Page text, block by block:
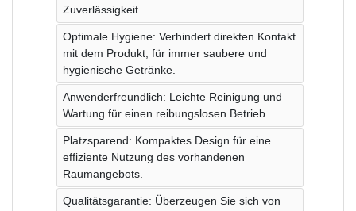
Zuverlässigkeit.
Optimale Hygiene: Verhindert direkten Kontakt
mit dem Produkt, für immer saubere und
hygienische Getränke.
Anwenderfreundlich: Leichte Reinigung und
Wartung für einen reibungslosen Betrieb.
Platzsparend: Kompaktes Design für eine
effiziente Nutzung des vorhandenen
Raumangebots.
Qualitätsgarantie: Überzeugen Sie sich von